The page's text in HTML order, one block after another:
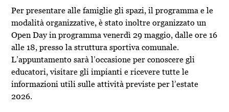
Per presentare alle famiglie gli spazi, il programma e le
modalità organizzative, è stato inoltre organizzato un
Open Day in programma venerdì 29 maggio, dalle ore 16
alle 18, presso la struttura sportiva comunale.
L’appuntamento sarà l’occasione per conoscere gli
educatori, visitare gli impianti e ricevere tutte le
informazioni utili sulle attività previste per l’estate
2026.